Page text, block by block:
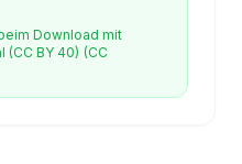
Download mit
(CC BY 40) (CC